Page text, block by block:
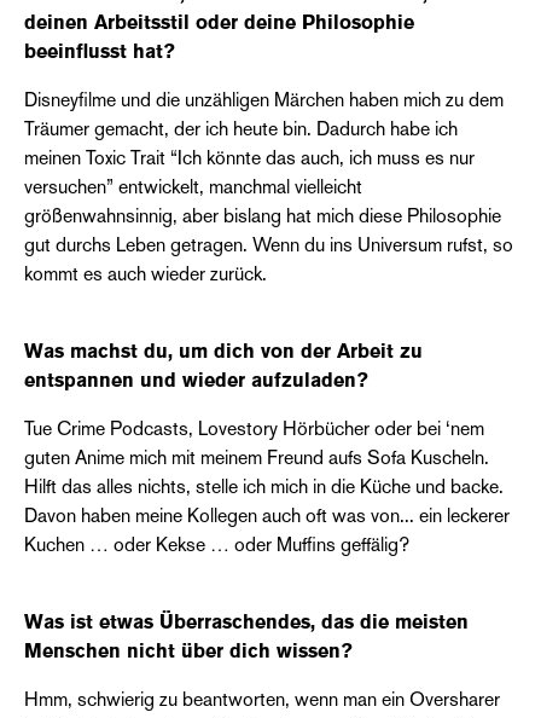
deinen Arbeitsstil oder deine Philosophie
beeinflusst hat?
Disneyfilme und die unzähligen Märchen haben mich zu dem
Träumer gemacht, der ich heute bin. Dadurch habe ich
meinen Toxic Trait “Ich könnte das auch, ich muss es nur
versuchen” entwickelt, manchmal vielleicht
größenwahnsinnig, aber bislang hat mich diese Philosophie
gut durchs Leben getragen. Wenn du ins Universum rufst, so
kommt es auch wieder zurück.
Was machst du, um dich von der Arbeit zu
entspannen und wieder aufzuladen?
Tue Crime Podcasts, Lovestory Hörbücher oder bei ‘nem
guten Anime mich mit meinem Freund aufs Sofa Kuscheln.
Hilft das alles nichts, stelle ich mich in die Küche und backe.
Davon haben meine Kollegen auch oft was von... ein leckerer
Kuchen … oder Kekse … oder Muffins geffälig?
Was ist etwas Überraschendes, das die meisten
Menschen nicht über dich wissen?
Hmm, schwierig zu beantworten, wenn man ein Oversharer